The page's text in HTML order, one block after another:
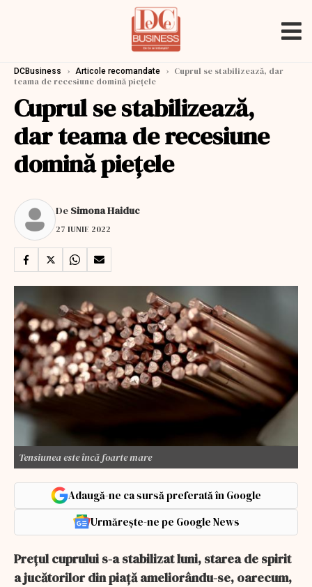
DCBusiness › Articole recomandate › Cuprul se stabilizează, dar
teama de recesiune domină piețele
Cuprul se stabilizează,
dar teama de recesiune
domină piețele
De Simona Haiduc
27 IUNIE 2022
Tensiunea este încă foarte mare
Adaugă-ne ca sursă preferată în Google
Urmărește-ne pe Google News
Prețul cuprului s-a stabilizat luni, starea de spirit
a jucătorilor din piață ameliorându-se, oarecum,